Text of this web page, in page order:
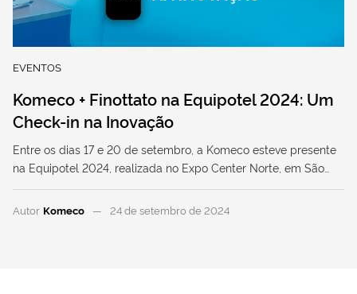
EVENTOS
Komeco + Finottato na Equipotel 2024: Um
Check-in na Inovação
Entre os dias 17 e 20 de setembro, a Komeco esteve presente
na Equipotel 2024, realizada no Expo Center Norte, em São…
Autor Komeco 24 de setembro de 2024